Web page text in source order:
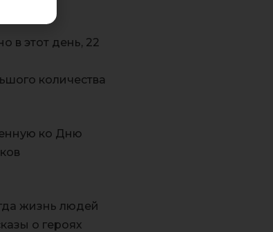
в этот день, 22
количества
ко Дню
жизнь людей
о героях